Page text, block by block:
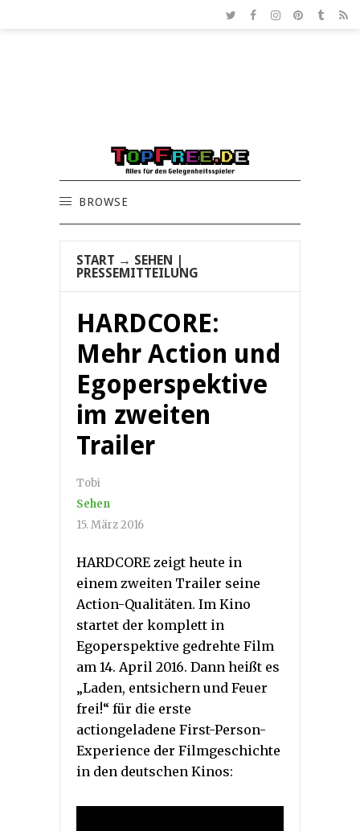
BROWSE
START → SEHEN
PRESSEMITTEILUNG
HARDCORE:
Mehr Action und
Egoperspektive
im zweiten
Trailer
Tobi
Sehen
15. März 2016
HARDCORE zeigt heute in
einem zweiten Trailer seine
Action-Qualitäten. Im Kino
startet der komplett in
Egoperspektive gedrehte Film
am 14. April 2016. Dann heißt es
„Laden, entsichern und Feuer
frei!“ für die erste
actiongeladene First-Person-
Experience der Filmgeschichte
in den deutschen Kinos: